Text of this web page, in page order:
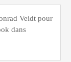
Veidt pour
dans